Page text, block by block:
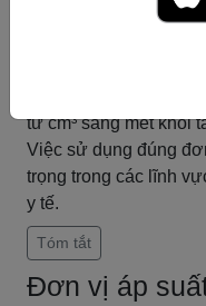
chất lỏng nhỏ. 1 cm³
dụng các hệ số
sang mét khối, ta
từ cm³ sang mét khối
Việc sử dụng đúng
trọng trong các lĩnh
y tế.
Tóm tắt
Đơn vị áp